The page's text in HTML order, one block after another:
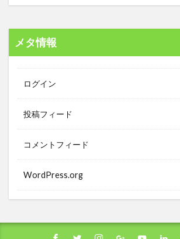
メタ情報
ログイン
投稿フィード
コメントフィード
WordPress.org